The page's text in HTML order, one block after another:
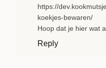
https://
koekjes-bewaren/
Hoop dat je hier wat
Reply